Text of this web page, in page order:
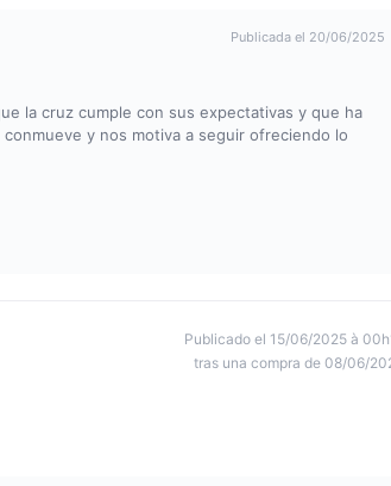
Publicada el 20/06/2025
la cruz cumple con sus expectativas y que ha
y nos motiva a seguir ofreciendo lo
Publicado el 15/06/2025 à
tras una compra de 08/06/